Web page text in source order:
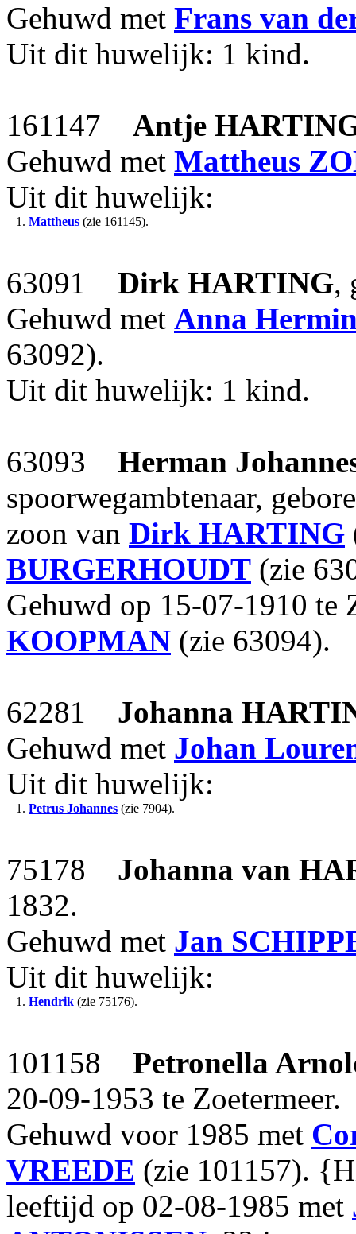
Gehuwd met Frans van
Uit dit huwelijk: 1 kind.
161147 Antje
Gehuwd met Mattheus
Uit dit huwelijk:
1. Mattheus (zie 161145).
63091 Dirk HARTING,
Gehuwd met Anna
63092).
Uit dit huwelijk: 1 kind.
63093 Herman
spoorwegambtenaar,
zoon van Dirk HARTING
BURGERHOUDT (zie
Gehuwd op 15-07-1910 te
KOOPMAN (zie 63094).
62281 Johanna
Gehuwd met Johan
Uit dit huwelijk:
1. Petrus Johannes (zie 7904).
75178 Johanna van
1832.
Gehuwd met Jan
Uit dit huwelijk:
1. Hendrik (zie 75176).
101158 Petronella
20-09-1953 te Zoetermeer.
Gehuwd voor 1985 met
VREEDE (zie 101157).
leeftijd op 02-08-1985 met